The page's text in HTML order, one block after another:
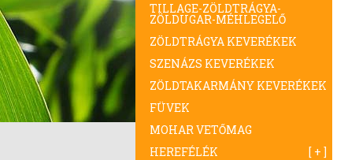
TILLAGE-ZÖLDTRÁGYA-
ZÖLDUGAR-MÉHLEGELŐ
ZÖLDTRÁGYA KEVERÉKEK
SZENÁZS KEVERÉKEK
ZÖLDTAKARMÁNY KEVERÉKEK
FÜVEK
MOHAR VETŐMAG
HEREFÉLÉK